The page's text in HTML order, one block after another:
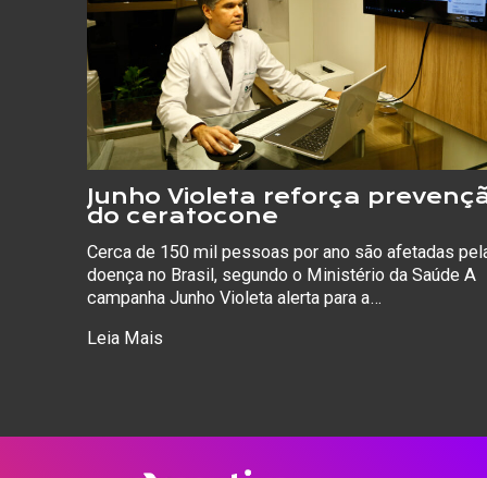
Junho Violeta reforça
do ceratocone
Cerca de 150 mil pessoas por ano são afetadas
doença no Brasil, segundo o Ministério da Saúde A
campanha Junho Violeta alerta para a…
Leia Mais